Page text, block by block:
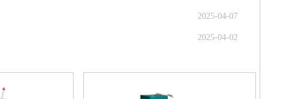
2025-04-07
2025-04-02